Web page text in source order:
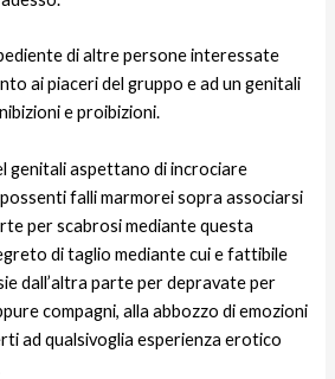
di altre persone interessate
ai piaceri del gruppo e ad un genitali
e proibizioni.
genitali aspettano di incrociare
falli marmorei sopra associarsi
per scabrosi mediante questa
di taglio mediante cui e fattibile
dall’altra parte per depravate per
compagni, alla abbozzo di emozioni
ad qualsivoglia esperienza erotico